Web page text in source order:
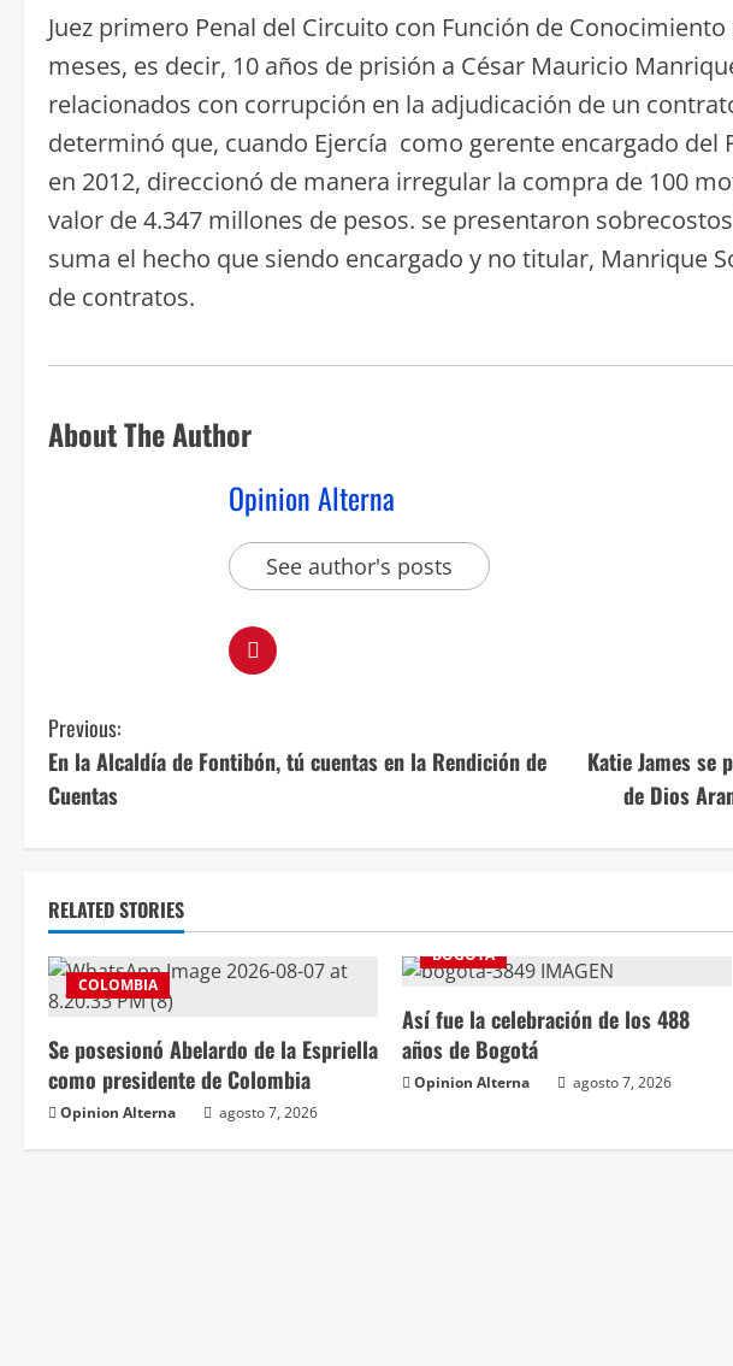
Juez primero Penal del Circuito con Función de
meses, es decir, 10 años de prisión a César Mauricio
relacionados con corrupción en la adjudicación de un
determinó que, cuando Ejercía como gerente encargado del
en 2012, direccionó de manera irregular la compra de 100
valor de 4.347 millones de pesos. se presentaron
suma el hecho que siendo encargado y no titular, Manrique
de contratos.
About The Author
Opinion Alterna
See author's posts
Previous:
En la Alcaldía de Fontibón, tú cuentas en la Rendición de
Cuentas
Katie James se
de Dios
RELATED STORIES
COLOMBIA
Se posesionó Abelardo de la Espriella
como presidente de Colombia
Opinion Alterna agosto 7, 2026
BOGOTÁ
Así fue la celebración de los 488
años de Bogotá
Opinion Alterna agosto 7, 2026